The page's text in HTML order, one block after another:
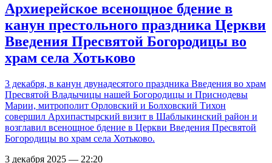
Архиерейское всенощное бдение в
канун престольного праздника Церкви
Введения Пресвятой Богородицы во
храм села Хотьково
3 декабря, в канун двунадесятого праздника Введения во храм
Пресвятой Владычицы нашей Богородицы и Приснодевы
Марии, митрополит Орловский и Болховский Тихон
совершил Архипастырский визит в Шаблыкинский район и
возглавил всенощное бдение в Церкви Введения Пресвятой
Богородицы во храм села Хотьково.
3 декабря 2025 — 22:20